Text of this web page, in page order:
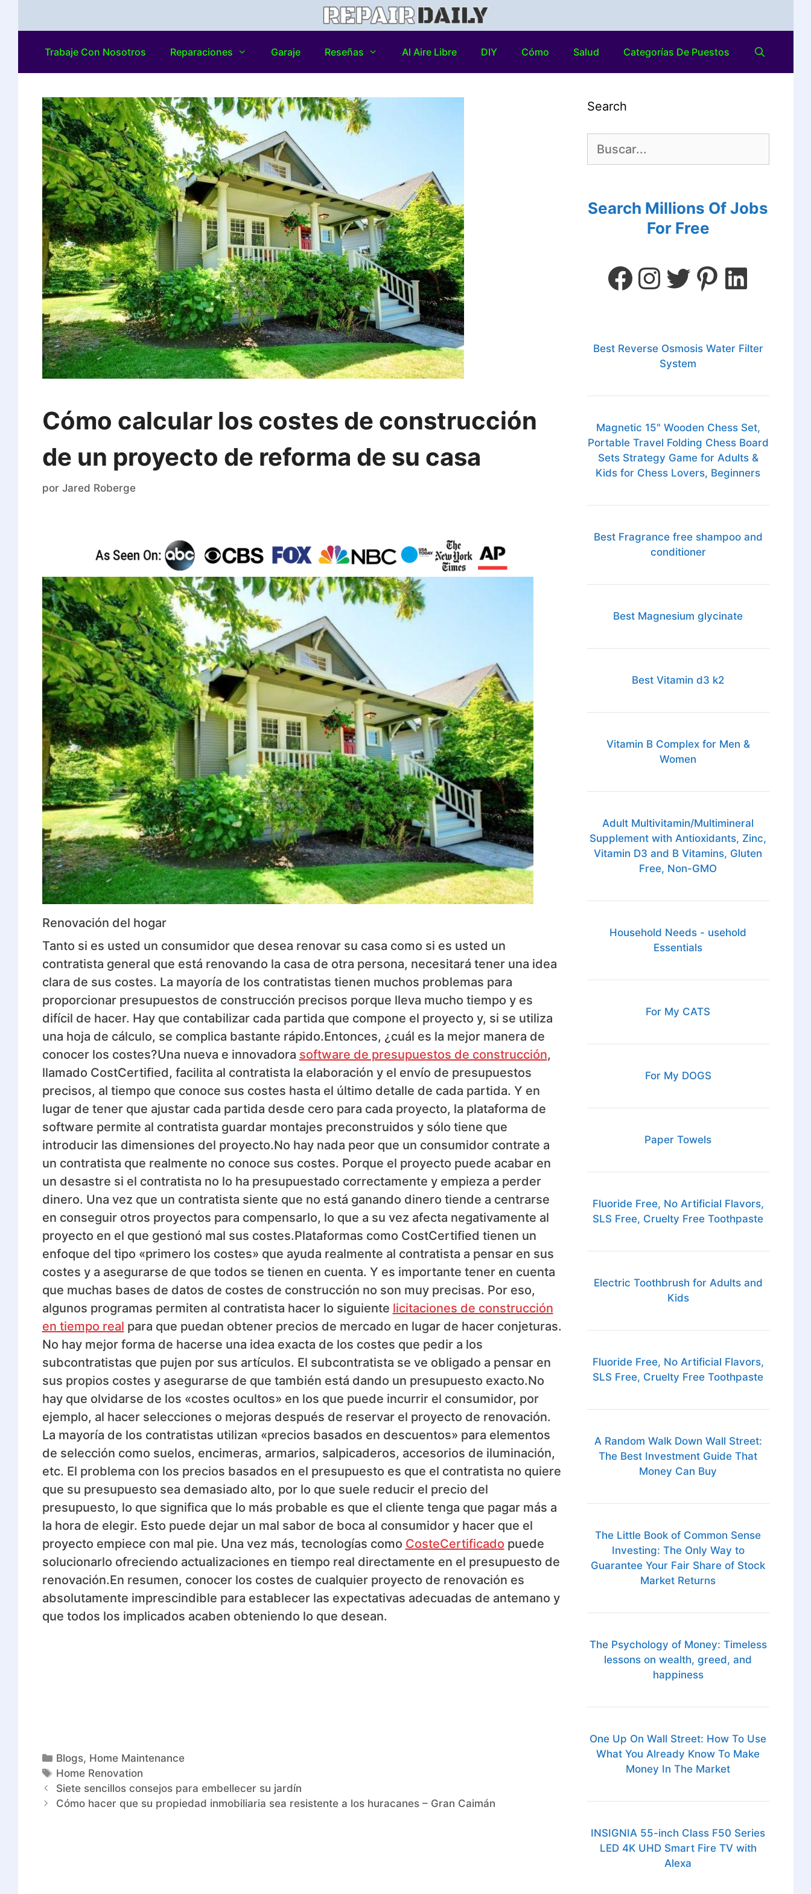
Trabaje Con Nosotros Reparaciones Garaje Reseñas Al Aire Libre DIY Cómo Salud Categorías De Puestos
Cómo calcular los costes de construcción
de un proyecto de reforma de su casa
por Jared Roberge
Renovación del hogar
Tanto si es usted un consumidor que desea renovar su casa como si es usted un
contratista general que está renovando la casa de otra persona, necesitará tener una idea
clara de sus costes. La mayoría de los contratistas tienen muchos problemas para
proporcionar presupuestos de construcción precisos porque lleva mucho tiempo y es
difícil de hacer. Hay que contabilizar cada partida que compone el proyecto y, si se utiliza
una hoja de cálculo, se complica bastante rápido.Entonces, ¿cuál es la mejor manera de
conocer los costes?Una nueva e innovadora software de presupuestos de construcción,
llamado CostCertified, facilita al contratista la elaboración y el envío de presupuestos
precisos, al tiempo que conoce sus costes hasta el último detalle de cada partida. Y en
lugar de tener que ajustar cada partida desde cero para cada proyecto, la plataforma de
software permite al contratista guardar montajes preconstruidos y sólo tiene que
introducir las dimensiones del proyecto.No hay nada peor que un consumidor contrate a
un contratista que realmente no conoce sus costes. Porque el proyecto puede acabar en
un desastre si el contratista no lo ha presupuestado correctamente y empieza a perder
dinero. Una vez que un contratista siente que no está ganando dinero tiende a centrarse
en conseguir otros proyectos para compensarlo, lo que a su vez afecta negativamente al
proyecto en el que gestionó mal sus costes.Plataformas como CostCertified tienen un
enfoque del tipo «primero los costes» que ayuda realmente al contratista a pensar en sus
costes y a asegurarse de que todos se tienen en cuenta. Y es importante tener en cuenta
que muchas bases de datos de costes de construcción no son muy precisas. Por eso,
algunos programas permiten al contratista hacer lo siguiente licitaciones de construcción
en tiempo real para que puedan obtener precios de mercado en lugar de hacer conjeturas.
No hay mejor forma de hacerse una idea exacta de los costes que pedir a los
subcontratistas que pujen por sus artículos. El subcontratista se ve obligado a pensar en
sus propios costes y asegurarse de que también está dando un presupuesto exacto.No
hay que olvidarse de los «costes ocultos» en los que puede incurrir el consumidor, por
ejemplo, al hacer selecciones o mejoras después de reservar el proyecto de renovación.
La mayoría de los contratistas utilizan «precios basados en descuentos» para elementos
de selección como suelos, encimeras, armarios, salpicaderos, accesorios de iluminación,
etc. El problema con los precios basados en el presupuesto es que el contratista no quiere
que su presupuesto sea demasiado alto, por lo que suele reducir el precio del
presupuesto, lo que significa que lo más probable es que el cliente tenga que pagar más a
la hora de elegir. Esto puede dejar un mal sabor de boca al consumidor y hacer que el
proyecto empiece con mal pie. Una vez más, tecnologías como CosteCertificado puede
solucionarlo ofreciendo actualizaciones en tiempo real directamente en el presupuesto de
renovación.En resumen, conocer los costes de cualquier proyecto de renovación es
absolutamente imprescindible para establecer las expectativas adecuadas de antemano y
que todos los implicados acaben obteniendo lo que desean.
Blogs, Home Maintenance
Home Renovation
Siete sencillos consejos para embellecer su jardín
Cómo hacer que su propiedad inmobiliaria sea resistente a los huracanes – Gran Caimán
Search
Search Millions Of Jobs
For Free
Best Reverse Osmosis Water Filter
System
Magnetic 15" Wooden Chess Set,
Portable Travel Folding Chess Board
Sets Strategy Game for Adults &
Kids for Chess Lovers, Beginners
Best Fragrance free shampoo and
conditioner
Best Magnesium glycinate
Best Vitamin d3 k2
Vitamin B Complex for Men &
Women
Adult Multivitamin/Multimineral
Supplement with Antioxidants, Zinc,
Vitamin D3 and B Vitamins, Gluten
Free, Non-GMO
Household Needs - usehold
Essentials
For My CATS
For My DOGS
Paper Towels
Fluoride Free, No Artificial Flavors,
SLS Free, Cruelty Free Toothpaste
Electric Toothbrush for Adults and
Kids
Fluoride Free, No Artificial Flavors,
SLS Free, Cruelty Free Toothpaste
A Random Walk Down Wall Street:
The Best Investment Guide That
Money Can Buy
The Little Book of Common Sense
Investing: The Only Way to
Guarantee Your Fair Share of Stock
Market Returns
The Psychology of Money: Timeless
lessons on wealth, greed, and
happiness
One Up On Wall Street: How To Use
What You Already Know To Make
Money In The Market
INSIGNIA 55-inch Class F50 Series
LED 4K UHD Smart Fire TV with
Alexa